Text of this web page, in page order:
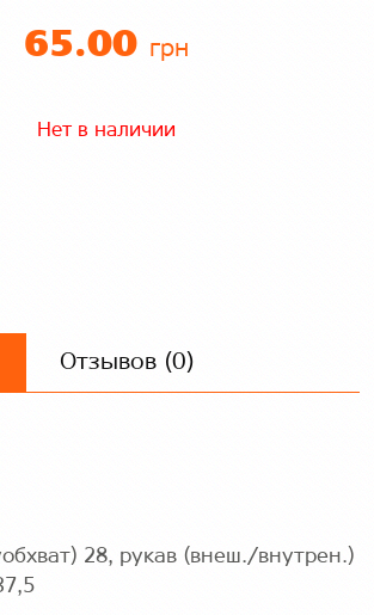
65.00 грн
Нет в наличии
Отзывов (0)
28, рукав (внеш./внутрен.)